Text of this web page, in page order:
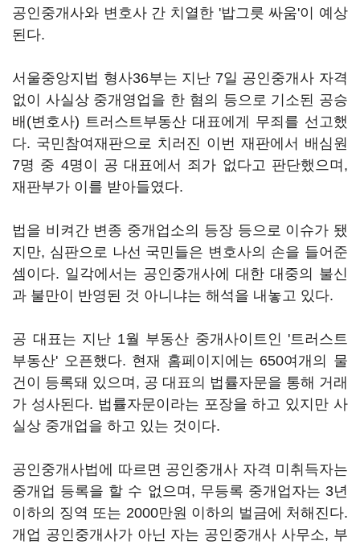
공인중개사와 변호사 간 치열한 '밥그릇 싸움'이 예상
된다.
서울중앙지법 형사36부는 지난 7일 공인중개사 자격
없이 사실상 중개영업을 한 혐의 등으로 기소된 공승
배(변호사) 트러스트부동산 대표에게 무죄를 선고했
다. 국민참여재판으로 치러진 이번 재판에서 배심원
7명 중 4명이 공 대표에서 죄가 없다고 판단했으며,
재판부가 이를 받아들였다.
법을 비켜간 변종 중개업소의 등장 등으로 이슈가 됐
지만, 심판으로 나선 국민들은 변호사의 손을 들어준
셈이다. 일각에서는 공인중개사에 대한 대중의 불신
과 불만이 반영된 것 아니냐는 해석을 내놓고 있다.
공 대표는 지난 1월 부동산 중개사이트인 '트러스트
부동산' 오픈했다. 현재 홈페이지에는 650여개의 물
건이 등록돼 있으며, 공 대표의 법률자문을 통해 거래
가 성사된다. 법률자문이라는 포장을 하고 있지만 사
실상 중개업을 하고 있는 것이다.
공인중개사법에 따르면 공인중개사 자격 미취득자는
중개업 등록을 할 수 없으며, 무등록 중개업자는 3년
이하의 징역 또는 2000만원 이하의 벌금에 처해진다.
개업 공인중개사가 아닌 자는 공인중개사 사무소, 부